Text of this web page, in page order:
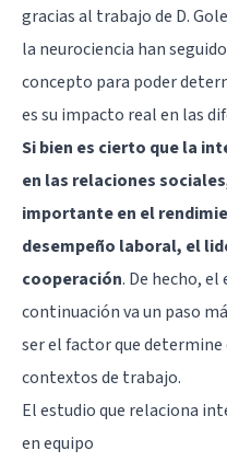
gracias al trabajo de D.
la neurociencia han
concepto para poder
es su impacto real en las
Si bien es cierto que la
en las relaciones
importante en el
desempeño laboral, el
cooperación. De hecho,
continuación va un paso
ser el factor que
contextos de trabajo.
El estudio que relaciona
en equipo